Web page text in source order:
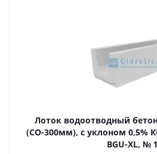
Лоток водоотводный
(СО-300мм), с уклоном 0,5%
BGU-XL, №